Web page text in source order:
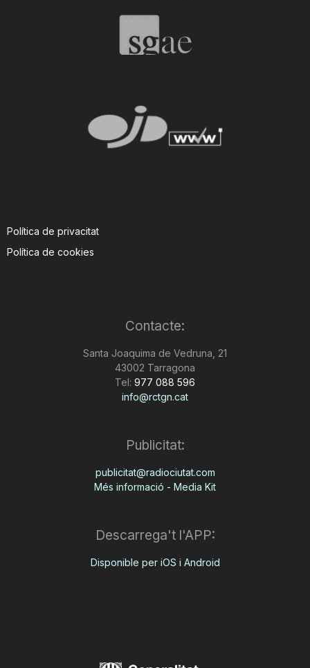
g
Política de privacitat
Política de cookies
Contacte:
Santa Joaquima de Vedruna, 21
43002 Tarragona
Tel: 977 088 596
info@rctgn.cat
Publicitat:
publicitat@radiociutat.com
Més informació - Media Kit
Descarrega't l'APP:
Disponible per iOS i Android